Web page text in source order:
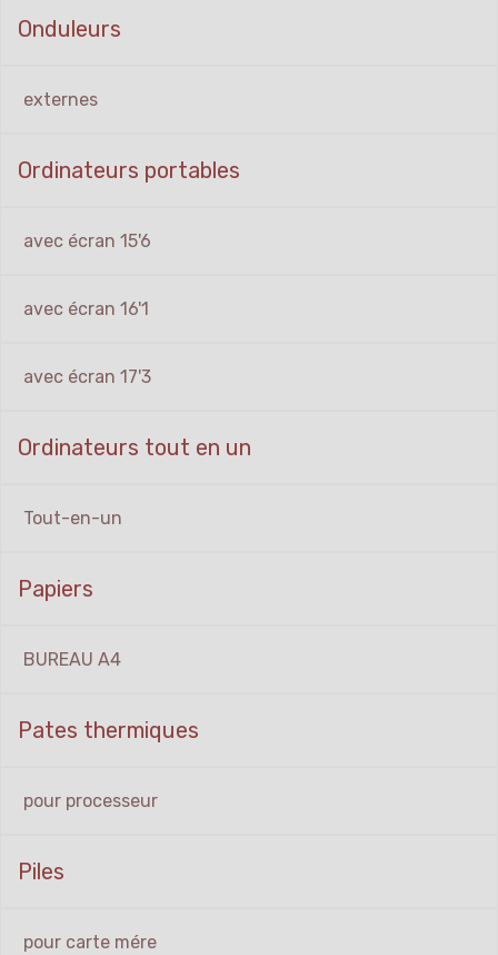
Onduleurs
externes
Ordinateurs portables
avec écran 15'6
avec écran 16'1
avec écran 17'3
Ordinateurs tout en un
Tout-en-un
Papiers
BUREAU A4
Pates thermiques
pour processeur
Piles
pour carte mére